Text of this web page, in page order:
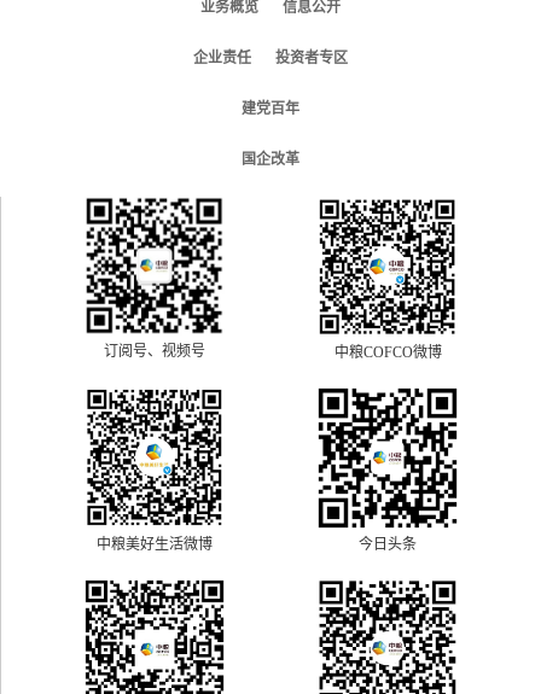
业务概览 信息公开
企业责任 投资者专区
建党百年
国企改革
订阅号、视频号 中粮COFCO微博
中粮美好生活微博 今日头条